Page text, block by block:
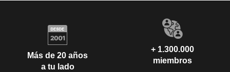
Más de 20 años
a tu lado
+ 1.300.000
miembros